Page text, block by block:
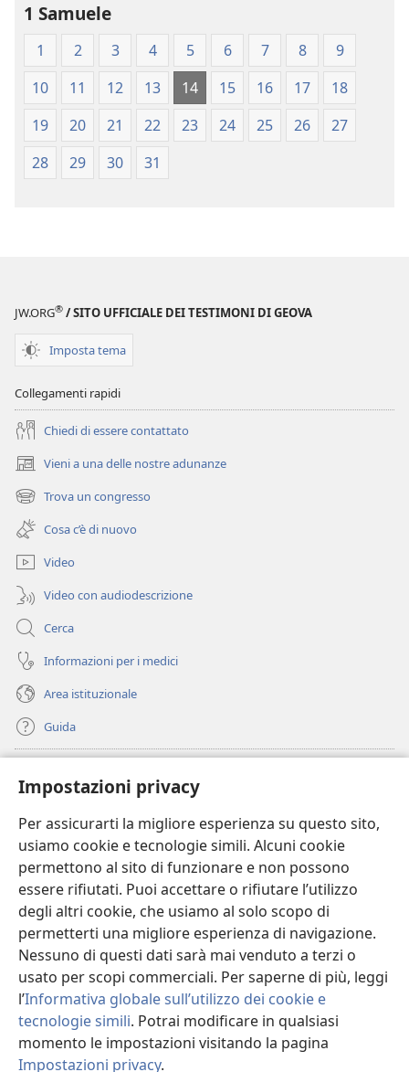
Impostazioni privacy
Per assicurarti la migliore esperienza su questo sito,
usiamo cookie e tecnologie simili. Alcuni cookie
permettono al sito di funzionare e non possono
essere rifiutati. Puoi accettare o rifiutare l’utilizzo
degli altri cookie, che usiamo al solo scopo di
permetterti una migliore esperienza di navigazione.
Nessuno di questi dati sarà mai venduto a terzi o
usato per scopi commerciali. Per saperne di più, leggi
l’Informativa globale sull’utilizzo dei cookie e
tecnologie simili. Potrai modificare in qualsiasi
momento le impostazioni visitando la pagina
Impostazioni privacy.
Mondo
delle
Sacre
Scritture
(edizione 1987)
Nuovo
Mondo
delle
Sacre
Scritture
(edizione
1 Samuele
1 2 3 4 5 6 7 8
9
10
11 12 13 14 15 16 17
18
19
20 21 22 23 24 25 26
27
28
29 30 31
JW.ORG® / SITO UFFICIALE DEI TESTIMONI DI GEOVA
Imposta tema
Collegamenti rapidi
Chiedi di essere contattato
Vieni a una delle nostre adunanze
(apre
una
nuova
finestra)
Trova un congresso
(apre
una
nuova
finestra)
Cosa c’è di nuovo
Video
Video con audiodescrizione
Cerca
Informazioni per i medici
Area istituzionale
Guida
(apre
una
nuova
finestra)
BIBLIOTECA ONLINE Watchtower
(apre
una
nuova
finestra)
JW Hub
(apre
una
nuova
finestra)
JW Library
Watchtower Library®
Copyright© 2026 Watch Tower Bible and Tract Society of Pennsylvania.
CONDIZIONI D’USO
|